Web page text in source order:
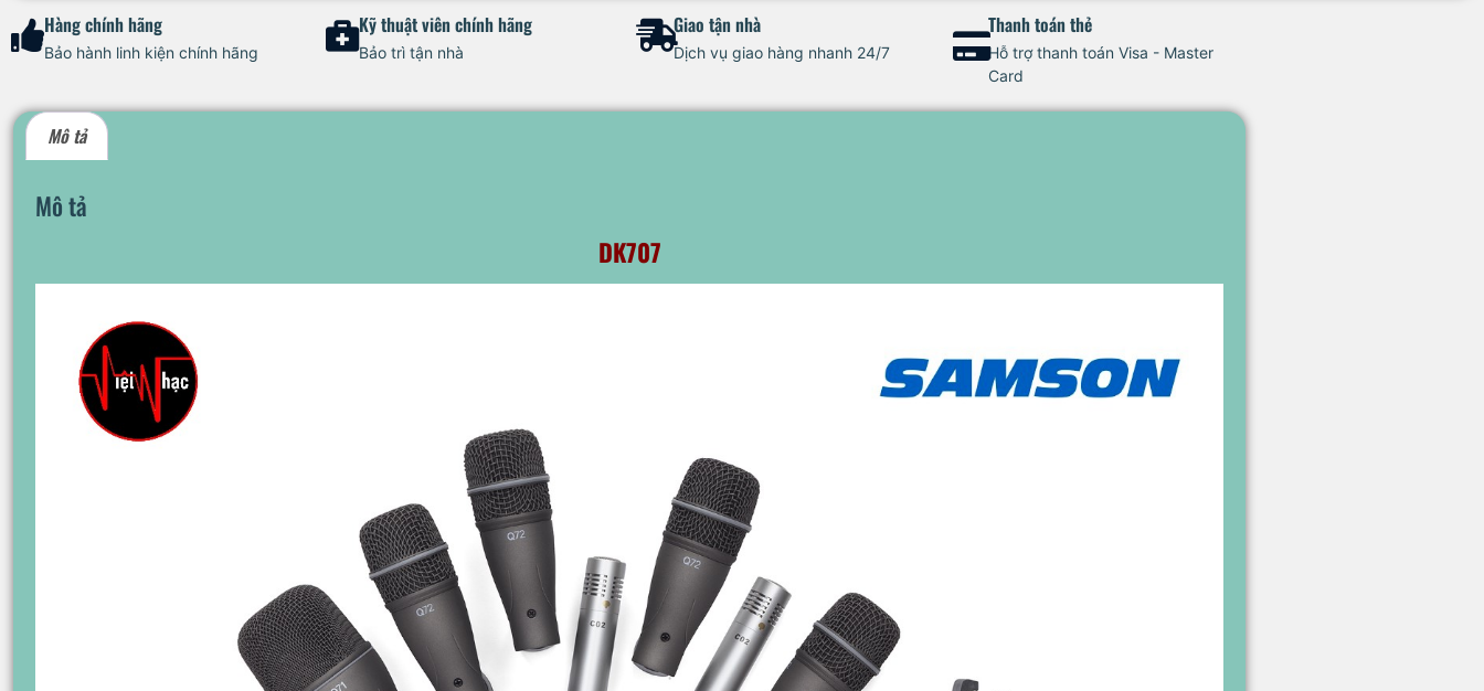
Hàng chính hãng
Bảo hành linh kiện chính hãng
Kỹ thuật viên chính hãng
Bảo trì tận nhà
Giao tận nhà
Dịch vụ giao hàng nhanh 24/7
Thanh toán thẻ
Hỗ trợ thanh toán Visa - Master
Card
Mô tả
Mô tả
DK707